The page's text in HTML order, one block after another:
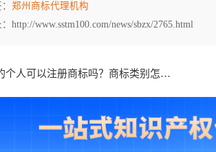
郑州商标代理机构
http://www.sstm100.com/news/sbzx/2765.html
人可以注册商标吗？商标类别怎么选？